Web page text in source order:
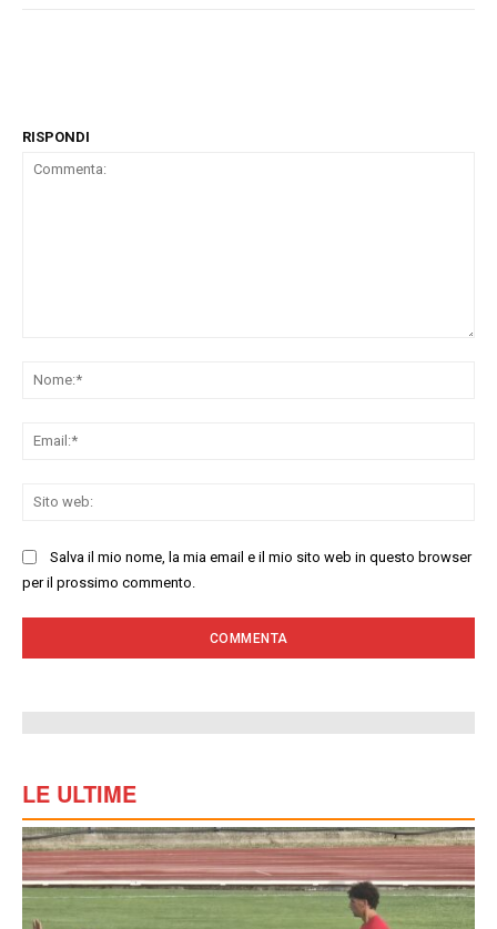
RISPONDI
Salva il mio nome, la mia email e il mio sito web in questo browser
per il prossimo commento.
LE ULTIME